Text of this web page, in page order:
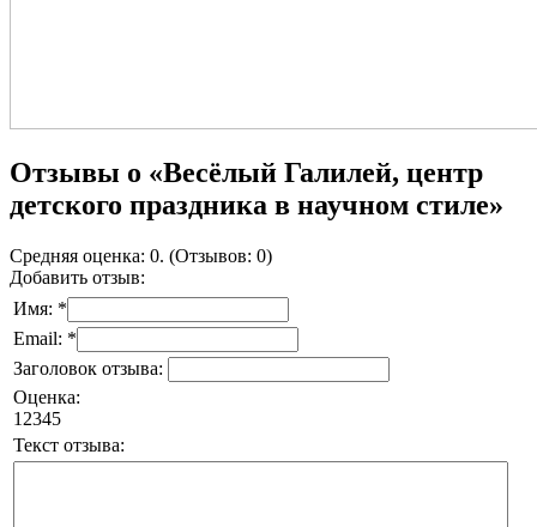
Отзывы о «Весёлый Галилей, центр
детского праздника в научном стиле»
Средняя оценка: 0. (Отзывов: 0)
Добавить отзыв:
Имя: *
Email: *
Заголовок отзыва:
Оценка:
1 2345
Текст отзыва: